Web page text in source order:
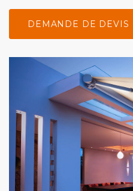
DEMANDE DE DEVIS